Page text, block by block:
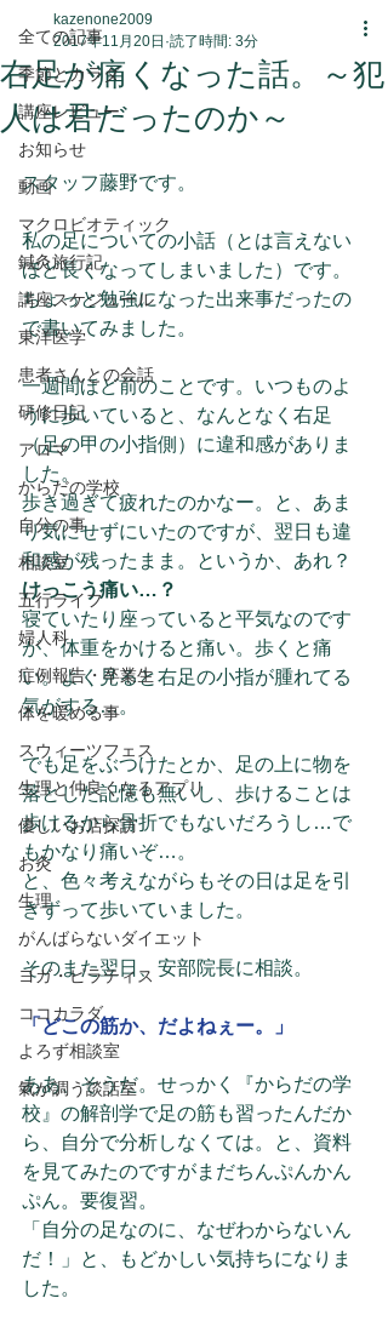
全ての記事
季節とカラダ
講座レビュー
お知らせ
動画
マクロビオティック
鍼灸旅行記
講座スケジュール
東洋医学
患者さんとの会話
研修日記
アロマ
からだの学校
自分の事
相談室
五行ライフ
婦人科
症例報告・卒業生
体を暖める事
スウィーツフェス
生理と仲良くなるアプリ
優しいお店探訪
お灸
生理
がんばらないダイエット
ヨガ・ピラティス
ココカラダ
よろず相談室
氣が調う談話室
右足が痛くなった話。～犯
人は君だったのか～
kazenone2009
2017年11月20日 読了時間: 3分
スタッフ藤野です。
私の足についての小話（とは言えない
ほど長くなってしまいました）です。
ちょっと勉強になった出来事だったの
で書いてみました。
一週間ほど前のことです。いつものよ
うに歩いていると、なんとなく右足
（足の甲の小指側）に違和感がありま
した。
歩き過ぎて疲れたのかなー。と、あま
り気にせずにいたのですが、翌日も違
和感が残ったまま。というか、あれ？
けっこう痛い…？
寝ていたり座っていると平気なのです
が、体重をかけると痛い。歩くと痛
い。よく見ると右足の小指が腫れてる
気がする…。
でも足をぶつけたとか、足の上に物を
落とした記憶も無いし、歩けることは
歩けるから骨折でもないだろうし…で
もかなり痛いぞ…。
と、色々考えながらもその日は足を引
きずって歩いていました。
そのまた翌日、安部院長に相談。
「どこの筋か、だよねぇー。」
ああ、そうだ。せっかく『からだの学
校』の解剖学で足の筋も習ったんだか
ら、自分で分析しなくては。と、資料
を見てみたのですがまだちんぷんかん
ぷん。要復習。
「自分の足なのに、なぜわからないん
だ！」と、もどかしい気持ちになりま
した。